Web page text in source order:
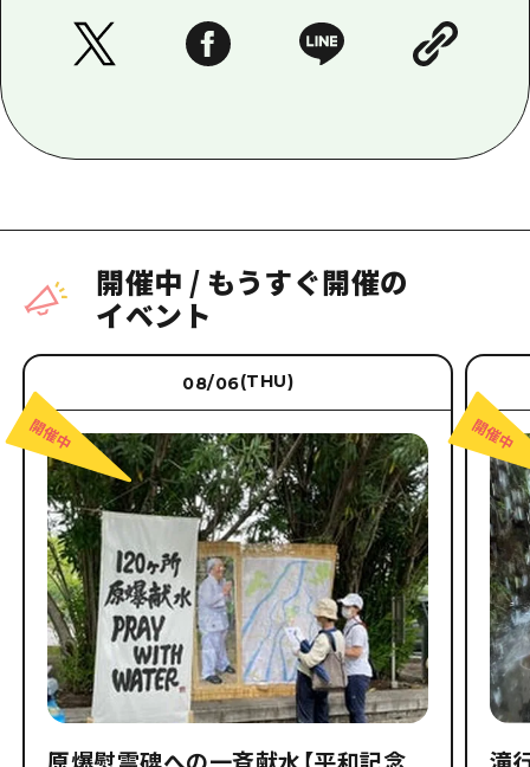
開催中 / もうすぐ開催の
イベント
08/06(THU)